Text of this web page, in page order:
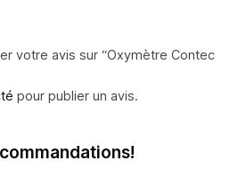
votre avis sur “Oxymètre Contec
pour publier un avis.